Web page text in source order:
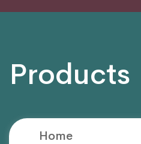
Products
Home